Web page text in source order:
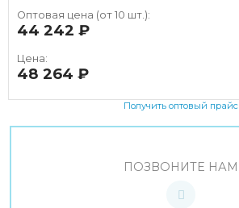
Оптовая цена (от 10 шт.):
44 242
Цена:
48 264
Получить оптовый прайс
ПОЗВОНИТЕ НАМ